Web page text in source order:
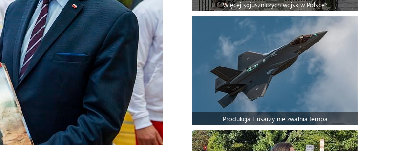
Więcej sojuszniczych wojsk w Polsce?
Produkcja Husarzy nie zwalnia tempa